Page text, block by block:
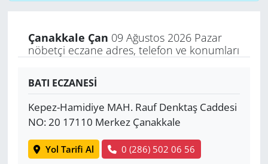
Çanakkale Çan 09 Ağustos 2026 Pazar
nöbetçi eczane adres, telefon ve konumları
BATI ECZANESİ
Kepez-Hamidiye MAH. Rauf Denktaş Caddesi
NO: 20 17110 Merkez Çanakkale
Yol Tarifi Al 0 (286) 502 06 56
SPOR
Yerel